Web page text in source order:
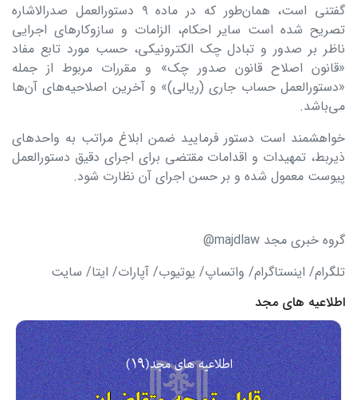
گفتنی است، همان‌طور که در ماده ۹ دستورالعمل صدرالاشاره
تصریح شده است سایر احکام، الزامات و سازوکارهای اجرایی
ناظر بر صدور و تبادل چک‌ الکترونیکی، حسب مورد تابع مفاد
«قانون اصلاح قانون صدور چک» و مقررات مربوط از جمله
«دستورالعمل حساب جاری (ریالی)» و آخرین اصلاحیه‌های آن‌ها
می‌باشد.‌‏
خواهشمند است دستور فرمایید ضمن ابلاغ مراتب به واحدهای
ذیربط، تمهیدات و اقدامات مقتضی برای اجرای دقیق دستورالعمل
پیوست معمول شده و بر حسن اجرای آن نظارت شود. ‌‏
گروه خبری مجد majdlaw@
تلگرام/ اینستاگرام/ واتساپ/ یوتیوب/ آپارات/ ایتا/ سایت
اطلاعیه های مجد